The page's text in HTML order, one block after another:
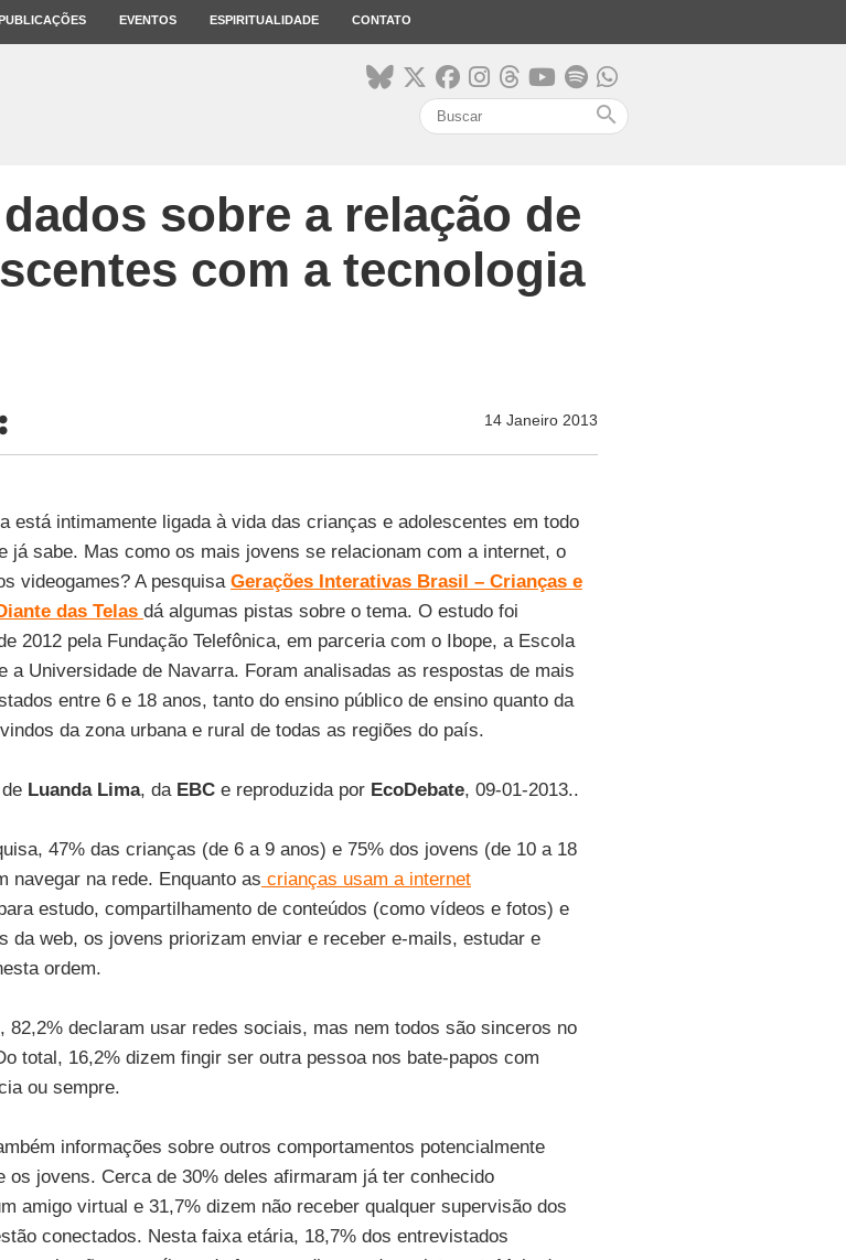
EVENTOS ESPIRITUALIDADE CONTATO
search
sobre a relação de
com a tecnologia
14 Janeiro 2013
está intimamente ligada à vida das crianças e adolescentes em todo
já sabe. Mas como os mais jovens se relacionam com a internet, o
videogames? A pesquisa Gerações Interativas Brasil – Crianças e
das Telas dá algumas pistas sobre o tema. O estudo foi
2012 pela Fundação Telefônica, em parceria com o Ibope, a Escola
a Universidade de Navarra. Foram analisadas as respostas de mais
entre 6 e 18 anos, tanto do ensino público de ensino quanto da
da zona urbana e rural de todas as regiões do país.
Luanda Lima, da EBCe reproduzida por EcoDebate, 09-01-2013..
47% das crianças (de 6 a 9 anos) e 75% dos jovens (de 10 a 18
navegar na rede. Enquanto as crianças usam a internet
estudo, compartilhamento de conteúdos (como vídeos e fotos) e
da web, os jovens priorizam enviar e receber e-mails, estudar e
ordem.
82,2% declaram usar redes sociais, mas nem todos são sinceros no
total, 16,2% dizem fingir ser outra pessoa nos bate-papos com
ou sempre.
informações sobre outros comportamentos potencialmente
os jovens. Cerca de 30% deles afirmaram já ter conhecido
amigo virtual e 31,7% dizem não receber qualquer supervisão dos
conectados. Nesta faixa etária, 18,7% dos entrevistados